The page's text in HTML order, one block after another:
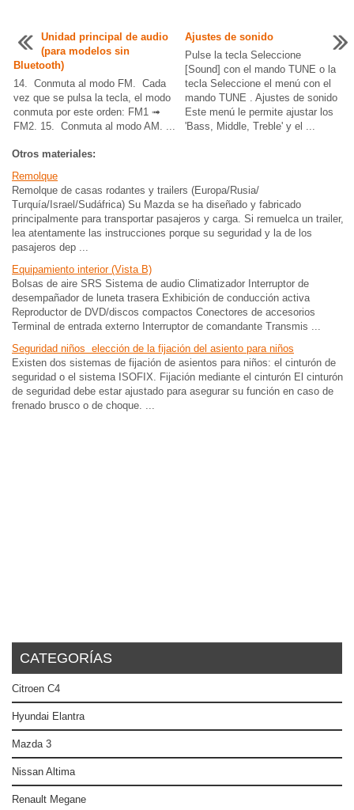
Unidad principal de audio
(para modelos sin
Bluetooth)
14. Conmuta al modo FM. Cada
vez que se pulsa la tecla, el modo
conmuta por este orden: FM1 ➟
FM2. 15. Conmuta al modo AM. ...
Ajustes de sonido
Pulse la tecla Seleccione
[Sound] con el mando TUNE o la
tecla Seleccione el menú con el
mando TUNE . Ajustes de sonido
Este menú le permite ajustar los
'Bass, Middle, Treble' y el ...
Otros materiales:
Remolque
Remolque de casas rodantes y trailers (Europa/Rusia/
Turquía/Israel/Sudáfrica) Su Mazda se ha diseñado y fabricado
principalmente para transportar pasajeros y carga. Si remuelca un trailer,
lea atentamente las instrucciones porque su seguridad y la de los
pasajeros dep ...
Equipamiento interior (Vista B)
Bolsas de aire SRS Sistema de audio Climatizador Interruptor de
desempañador de luneta trasera Exhibición de conducción activa
Reproductor de DVD/discos compactos Conectores de accesorios
Terminal de entrada externo Interruptor de comandante Transmis ...
Seguridad niños elección de la fijación del asiento para niños
Existen dos sistemas de fijación de asientos para niños: el cinturón de
seguridad o el sistema ISOFIX. Fijación mediante el cinturón El cinturón
de seguridad debe estar ajustado para asegurar su función en caso de
frenado brusco o de choque. ...
CATEGORÍAS
Citroen C4
Hyundai Elantra
Mazda 3
Nissan Altima
Renault Megane